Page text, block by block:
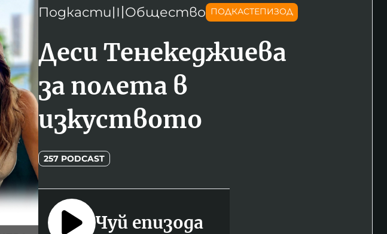
Подкасти〣 Общество ПОДКАСТЕПИЗОД
Деси Тенекеджиева
за полета в
изкуството
257 PODCAST
Чуй епизода